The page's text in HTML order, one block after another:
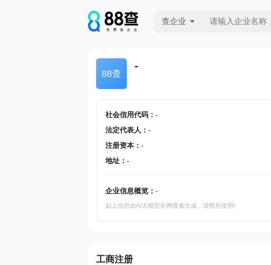
查企业
88查
-
社会信用代码： -
法定代表人 ： -
注册资本： -
地址： -
企业信息概览： -
如上信息由AI大模型全网搜索生成，请甄别使用!
工商注册